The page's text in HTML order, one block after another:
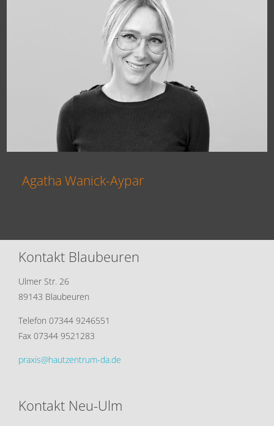
Agatha Wanick-Aypar
Kontakt Blaubeuren
Ulmer Str. 26
89143 Blaubeuren
Telefon 07344 9246551
Fax 07344 9521283
praxis@hautzentrum-da.de
Kontakt Neu-Ulm